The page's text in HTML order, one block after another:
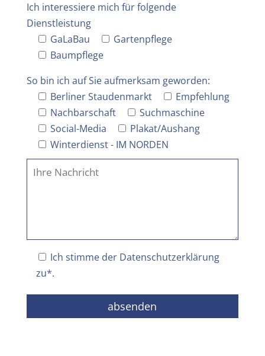
Ich interessiere mich für folgende
Dienstleistung
GaLaBau
Gartenpflege
Baumpflege
So bin ich auf Sie aufmerksam geworden:
Berliner Staudenmarkt
Empfehlung
Nachbarschaft
Suchmaschine
Social-Media
Plakat/Aushang
Winterdienst - IM NORDEN
Ich stimme der Datenschutzerklärung
zu*.